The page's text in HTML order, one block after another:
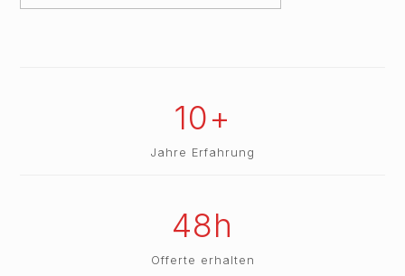
10+
Jahre Erfahrung
48h
Offerte erhalten